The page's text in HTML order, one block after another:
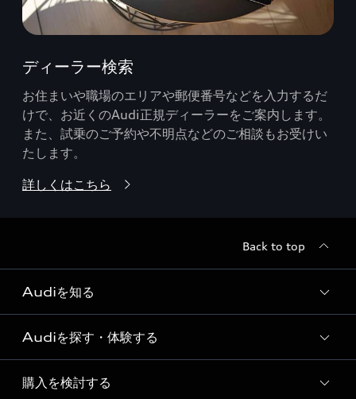
ディーラー検索
お住まいや職場のエリアや郵便番号などを入力するだ
けで、お近くのAudi正規ディーラーをご案内します。
また、試乗のご予約や不明点などのご相談もお受けい
たします。
詳しくはこちら
Back to top
Audiを知る
Audi ブランド
Story of Progress
Audiを探す・体験する
ディーラー検索
購入を検討する